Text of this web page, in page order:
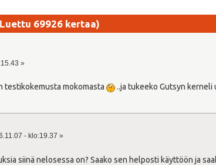
69926 kertaa)
»
testikokemusta mokomasta ..ja tukeeko Gutsyn
- klo:19.37 »
siinä nelosessa on? Saako sen helposti käyttöön ja